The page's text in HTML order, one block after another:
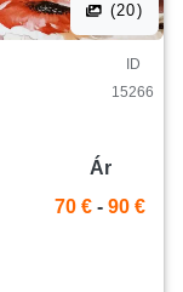
(20)
ID
15266
Ár
70 € - 90 €